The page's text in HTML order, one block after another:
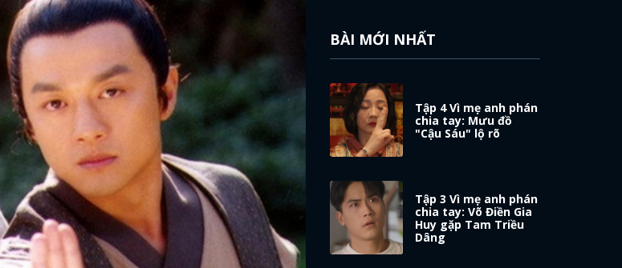
BÀI MỚI NHẤT
Tập 4 Vì mẹ anh phán
chia tay: Mưu đồ
"Cậu Sáu" lộ rõ
Tập 3 Vì mẹ anh phán
chia tay: Võ Điền Gia
Huy gặp Tam Triều
Dâng